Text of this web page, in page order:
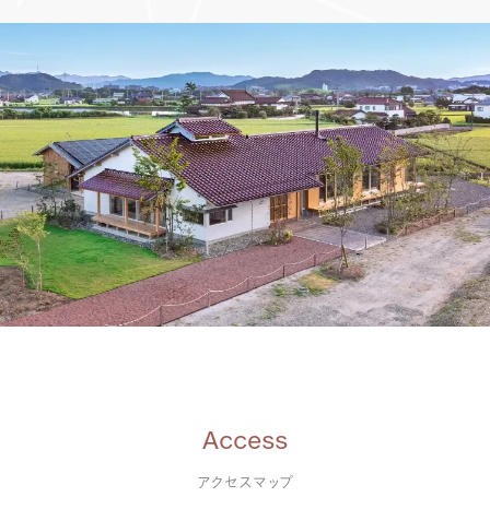
Access
アクセスマップ